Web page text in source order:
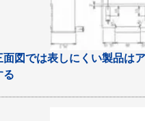
面図では表しにくい製品は
る